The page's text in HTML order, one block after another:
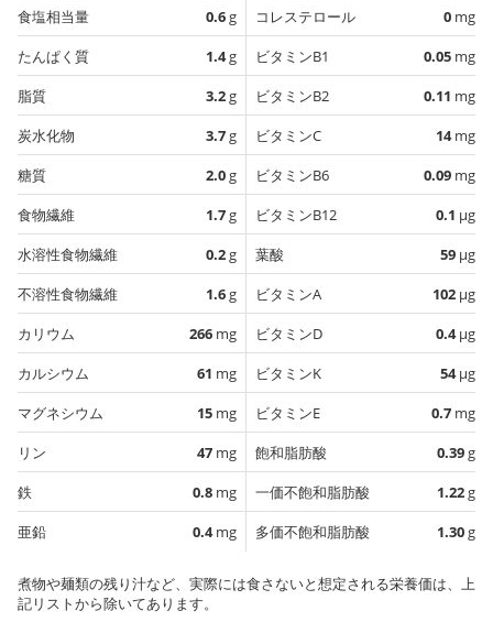
食塩相当量
0.6g
たんぱく質
1.4g
脂質
3.2g
炭水化物
3.7g
糖質
2.0g
食物繊維
1.7g
水溶性食物繊維
0.2g
不溶性食物繊維
1.6g
カリウム
266 mg
カルシウム
61 mg
マグネシウム
15 mg
リン
47 mg
鉄
0.8 mg
亜鉛
0.4mg
コレステロール
0 mg
ビタミンB1
0.05 mg
ビタミンB2
0.11 mg
ビタミンC
14mg
ビタミンB6
0.09 mg
ビタミンB12
0.1 µg
葉酸
59 µg
ビタミンA
102 µg
ビタミンD
0.4µg
ビタミンK
54µg
ビタミンE
0.7 mg
飽和脂肪酸
0.39g
一価不飽和脂肪酸
1.22g
多価不飽和脂肪酸
1.30g
煮物や麺類の残り汁など、実際には食さないと想定される栄養価は、上
記リストから除いてあります。